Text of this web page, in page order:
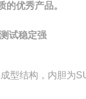
的优秀产品。
试稳定强
型结构，内胆为